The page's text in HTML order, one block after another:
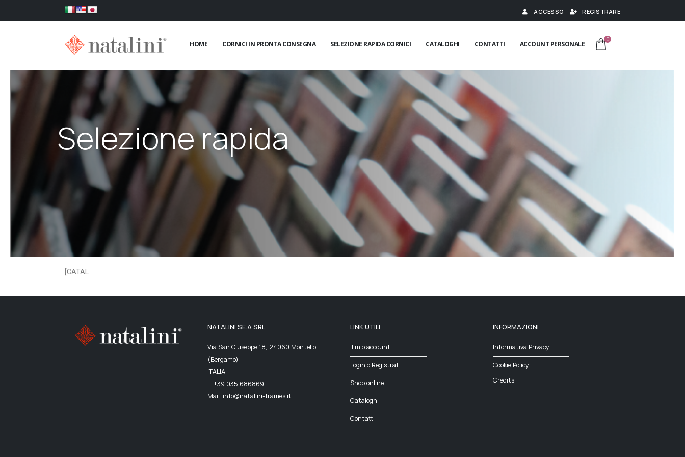
ACCESSO REGISTRARE
HOME CORNICI IN PRONTA CONSEGNA SELEZIONE RAPIDA CORNICI CATALOGHI CONTATTI ACCOUNT PERSONALE
0
Selezione rapida
[CATAL
NATALINI SE.A SRL
Via San Giuseppe 18, 24060 Montello
(Bergamo)
ITALIA
T. +39 035 686869
Mail. info@natalini-frames.it
LINK UTILI
Il mio account
Login o Registrati
Shop online
Cataloghi
Contatti
INFORMAZIONI
Informativa Privacy
Cookie Policy
Credits